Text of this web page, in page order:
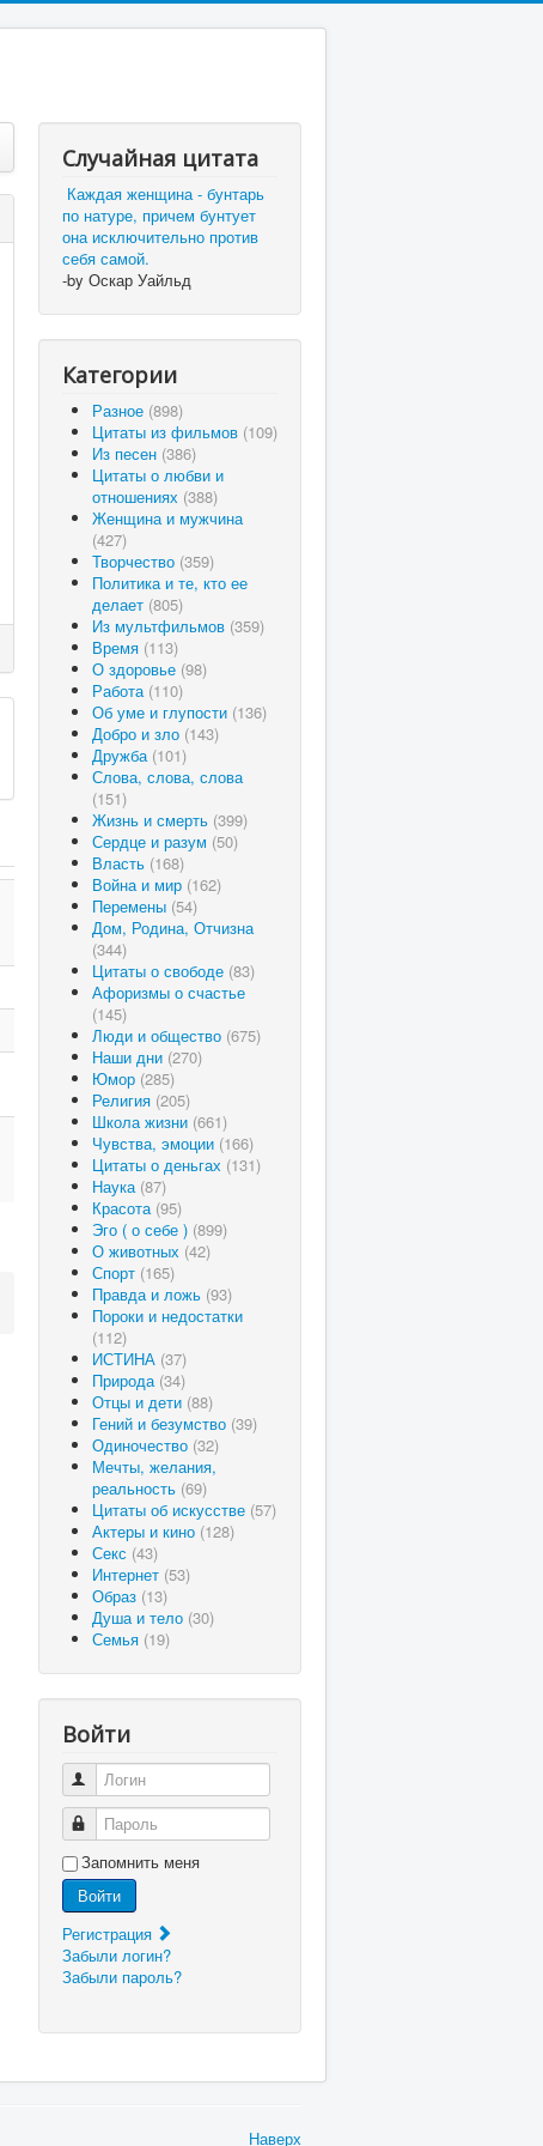
Случайная цитата
Каждая женщина - бунтарь
по натуре, причем бунтует
она исключительно против
себя самой.
-by Оскар Уайльд
Категории
Разное (898)
Цитаты из фильмов (109)
Из песен (386)
Цитаты о любви и
отношениях (388)
Женщина и мужчина
(427)
Творчество (359)
Политика и те, кто ее
делает (805)
Из мультфильмов (359)
Время (113)
О здоровье (98)
Работа (110)
Об уме и глупости (136)
Добро и зло (143)
Дружба (101)
Слова, слова, слова
(151)
Жизнь и смерть (399)
Сердце и разум (50)
Власть (168)
Война и мир (162)
Перемены (54)
Дом, Родина, Отчизна
(344)
Цитаты о свободе (83)
Афоризмы о счастье
(145)
Люди и общество (675)
Наши дни (270)
Юмор (285)
Религия (205)
Школа жизни (661)
Чувства, эмоции (166)
Цитаты о деньгах (131)
Наука (87)
Красота (95)
Эго ( о себе ) (899)
О животных (42)
Спорт (165)
Правда и ложь (93)
Пороки и недостатки
(112)
ИСТИНА (37)
Природа (34)
Отцы и дети (88)
Гений и безумство (39)
Одиночество (32)
Мечты, желания,
реальность (69)
Цитаты об искусстве (57)
Актеры и кино (128)
Секс (43)
Интернет (53)
Образ (13)
Душа и тело (30)
Семья (19)
Войти
Логин
Пароль
Запомнить меня
Войти
Регистрация
Забыли логин?
Забыли пароль?
Наверх